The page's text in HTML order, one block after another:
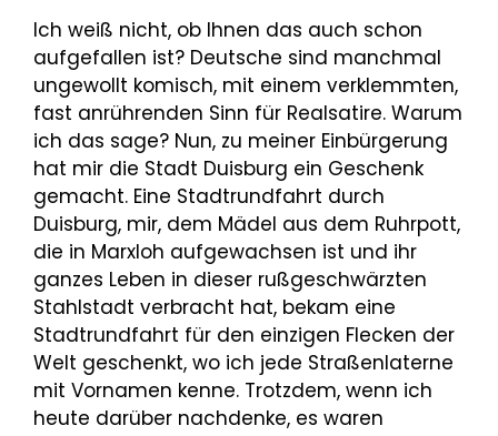
Ich weiß nicht, ob Ihnen das auch schon
aufgefallen ist? Deutsche sind manchmal
ungewollt komisch, mit einem verklemmten,
fast anrührenden Sinn für Realsatire. Warum
ich das sage? Nun, zu meiner Einbürgerung
hat mir die Stadt Duisburg ein Geschenk
gemacht. Eine Stadtrundfahrt durch
Duisburg, mir, dem Mädel aus dem Ruhrpott,
die in Marxloh aufgewachsen ist und ihr
ganzes Leben in dieser rußgeschwärzten
Stahlstadt verbracht hat, bekam eine
Stadtrundfahrt für den einzigen Flecken der
Welt geschenkt, wo ich jede Straßenlaterne
mit Vornamen kenne. Trotzdem, wenn ich
heute darüber nachdenke, es waren